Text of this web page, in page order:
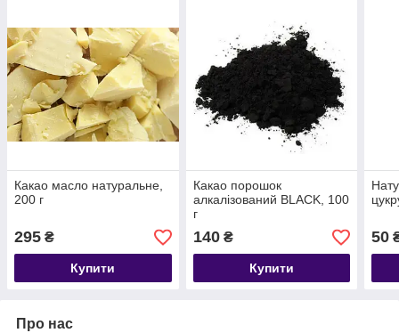
Какао масло натуральне,
200 г
295 ₴
Купити
Какао порошок
алкалізований BLACK, 100
г
140₴
Купити
50
Про нас